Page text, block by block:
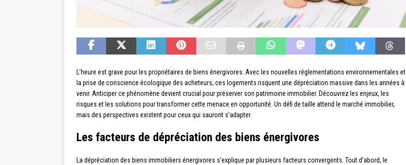
L’heure est grave pour les propriétaires de biens énergivores. Avec les nouvelles réglementations environnementales et
la prise de conscience écologique des acheteurs, ces logements risquent une dépréciation massive dans les années à
venir. Anticiper ce phénomène devient crucial pour préserver son patrimoine immobilier. Découvrez les enjeux, les
risques et les solutions pour transformer cette menace en opportunité. Un défi de taille attend le marché immobilier,
mais des perspectives existent pour ceux qui sauront s’adapter.
Les facteurs de dépréciation des biens énergivores
La dépréciation des biens immobiliers énergivores s’explique par plusieurs facteurs convergents. Tout d’abord, le